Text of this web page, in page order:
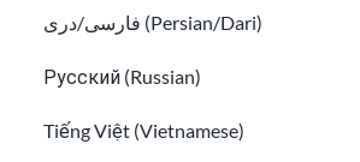
فارسی/دری (Persian/Dari)
Русский (Russian)
Tiếng Việt (Vietnamese)
comme une carte verte, un